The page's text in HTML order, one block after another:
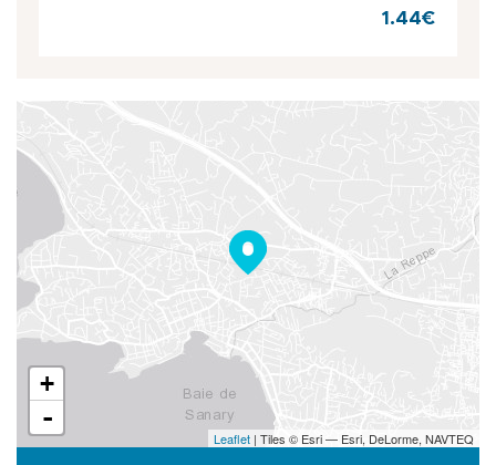
1.44€
+
-
Leaflet | Tiles © Esri — Esri, DeLorme, NAVTEQ